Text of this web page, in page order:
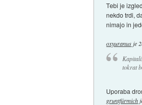
Tebi je
nekdo trdi,
nimajo in
oxyuranus je
tokrat
Uporaba
gruntfürmich